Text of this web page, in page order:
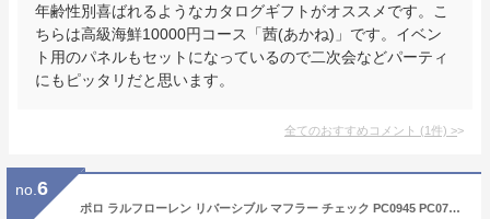
年齢性別喜ばれるようなカタログギフトがオススメです。こ
ちらは高級海鮮10000円コース「茜(あかね)」です。イベン
ト用のパネルもセットになっているので二次会などパーティ
にもピッタリだと思います。
全てのおすすめコメント (1件) >
no. 6
ポロ ラルフローレン リバーシブル マフラー チェック PC0945 PC0743 イタリア製 メンズ レディース スカーフ タータンチェック ウィンドーペーン 千鳥格子 POLO RALPH LAUREN ラルフ polo ブランド 刺繍 男性 女性 男女兼用 プレゼント ギフト ホワイトデー